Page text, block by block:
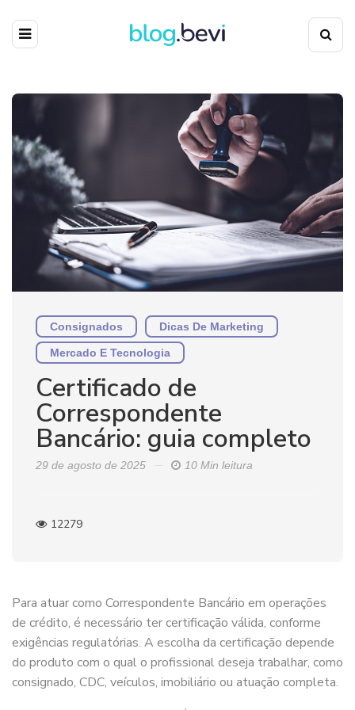
Consignados Dicas De Marketing
Mercado E Tecnologia
Certificado de
Correspondente
Bancário: guia completo
29 de agosto de 2025 10 Min leitura
12279
Para atuar como Correspondente Bancário em operações
de crédito, é necessário ter certificação válida, conforme
exigências regulatórias. A escolha da certificação depende
do produto com o qual o profissional deseja trabalhar, como
consignado, CDC, veículos, imobiliário ou atuação completa.